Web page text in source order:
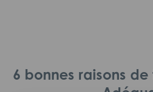
6 bonnes raisons